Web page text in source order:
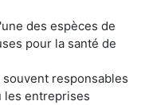
des espèces de
pour la santé de
responsables
les entreprises